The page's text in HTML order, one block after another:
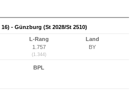
- Günzburg (St 2028/St 2510)
L-Rang
1.757
(1.344)
Land
BY
BPL